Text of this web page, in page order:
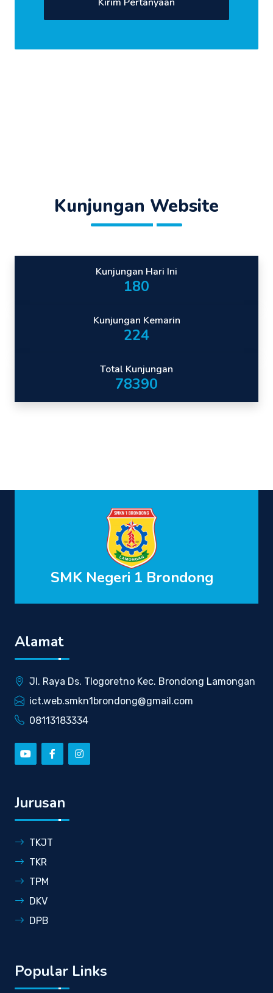
Kunjungan Website
Kunjungan Hari Ini
204
Kunjungan Kemarin
255
Total Kunjungan
89079
SMK Negeri 1 Brondong
Alamat
Jl. Raya Ds. Tlogoretno Kec. Brondong Lamongan
ict.web.smkn1brondong@gmail.com
08113183334
Jurusan
TKJT
TKR
TPM
DKV
DPB
Popular Links